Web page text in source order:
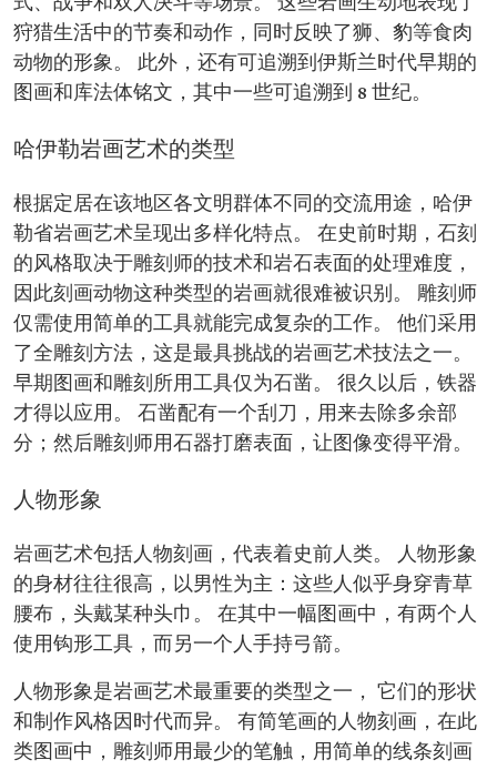
狩猎生活中的节奏和动作，同时反映了狮、豹等食肉
动物的形象。 此外，还有可追溯到伊斯兰时代早期的
图画和库法体铭文，其中一些可追溯到 8 世纪。
哈伊勒岩画艺术的类型
根据定居在该地区各文明群体不同的交流用途，哈伊
勒省岩画艺术呈现出多样化特点。 在史前时期，石刻
的风格取决于雕刻师的技术和岩石表面的处理难度，
因此刻画动物这种类型的岩画就很难被识别。 雕刻师
仅需使用简单的工具就能完成复杂的工作。 他们采用
了全雕刻方法，这是最具挑战的岩画艺术技法之一。
早期图画和雕刻所用工具仅为石凿。 很久以后，铁器
才得以应用。 石凿配有一个刮刀，用来去除多余部
分；然后雕刻师用石器打磨表面，让图像变得平滑。
人物形象
岩画艺术包括人物刻画，代表着史前人类。 人物形象
的身材往往很高，以男性为主：这些人似乎身穿青草
腰布，头戴某种头巾。 在其中一幅图画中，有两个人
使用钩形工具，而另一个人手持弓箭。
人物形象是岩画艺术最重要的类型之一， 它们的形状
和制作风格因时代而异。 有简笔画的人物刻画，在此
类图画中，雕刻师用最少的笔触，用简单的线条刻画